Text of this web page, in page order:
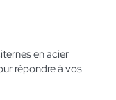
en acier
répondre à vos